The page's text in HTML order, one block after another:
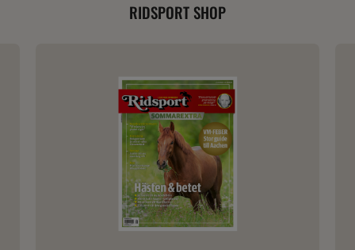
RIDSPORT SHOP